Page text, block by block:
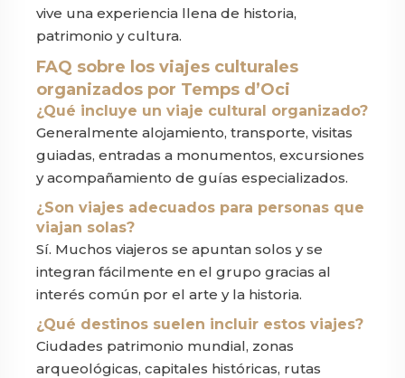
vive una experiencia llena de historia,
patrimonio y cultura.
FAQ sobre los viajes culturales
organizados por Temps d’Oci
¿Qué incluye un viaje cultural organizado?
Generalmente alojamiento, transporte, visitas
guiadas, entradas a monumentos, excursiones
y acompañamiento de guías especializados.
¿Son viajes adecuados para personas que
viajan solas?
Sí. Muchos viajeros se apuntan solos y se
integran fácilmente en el grupo gracias al
interés común por el arte y la historia.
¿Qué destinos suelen incluir estos viajes?
Ciudades patrimonio mundial, zonas
arqueológicas, capitales históricas, rutas